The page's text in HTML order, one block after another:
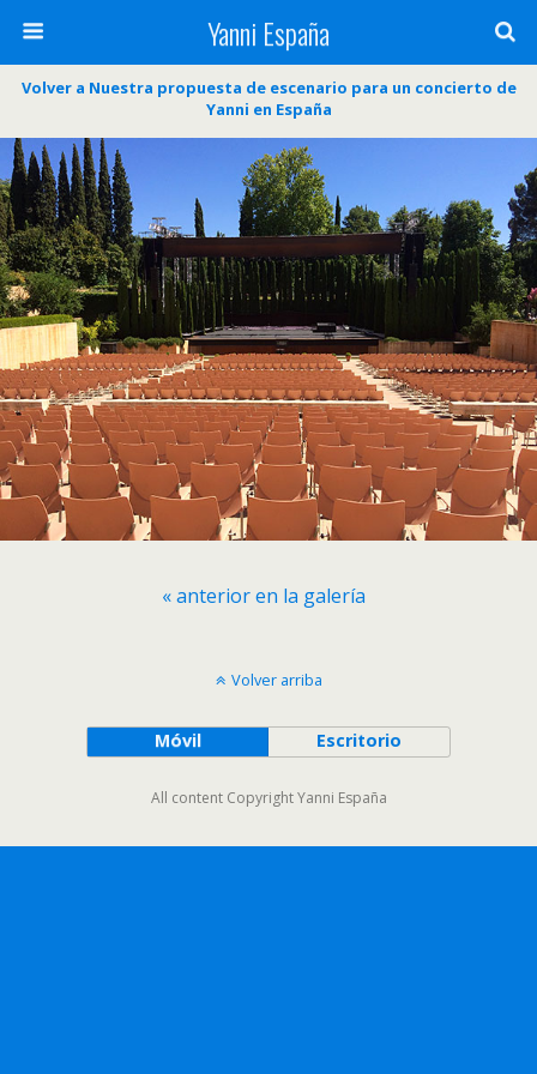
Yanni España
Volver a Nuestra propuesta de escenario para un concierto de
Yanni en España
« anterior en la galería
Volver arriba
Móvil Escritorio
All content Copyright Yanni España